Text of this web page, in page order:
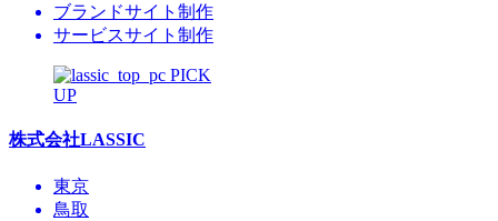
ブランドサイト制作
サービスサイト制作
PICK
UP
株式会社LASSIC
東京
鳥取